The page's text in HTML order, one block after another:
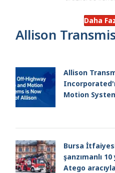
Daha
Allison
Allison
Motion
Bursa
şanzımanlı
Atego